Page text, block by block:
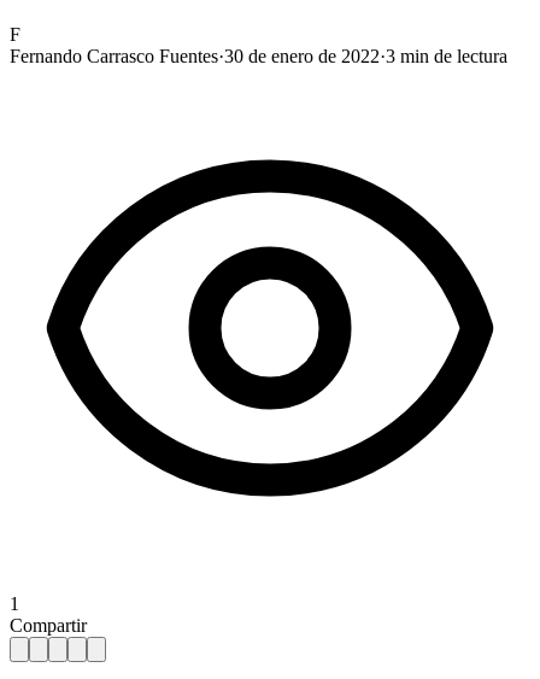
F
Fernando Carrasco Fuentes·30 de enero de 2022·3 min de lectura
1
Compartir